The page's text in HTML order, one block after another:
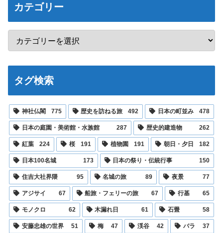
カテゴリー
タグ検索
神社仏閣 775 歴史を訪ねる旅 492 日本の町並み 478
日本の庭園・美術館・水族館 287 歴史的建造物 262
紅葉 224 桜 191 植物園 191 朝日・夕日 182
日本100名城 173 日本の祭り・伝統行事 150
住吉大社界隈 95 名城の旅 89 夜景 77
アジサイ 67 船旅・フェリーの旅 67 行基 65
モノクロ 62 木漏れ日 61 石畳 58
安藤忠雄の世界 51 梅 47 渓谷 42 バラ 37